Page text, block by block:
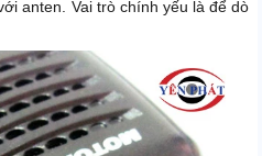
anten. Vai trò chính yếu là để dò